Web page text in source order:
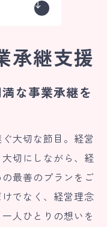
承継支援
な事業承継を
大切な節目。経営
切にしながら、経
最善のプランをご
でなく、経営理念
人ひとりの想いを